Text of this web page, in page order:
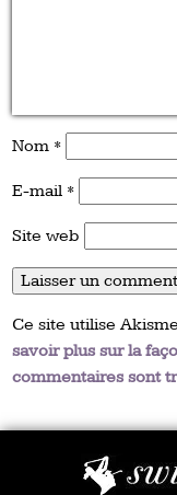
Nom *
E-mail *
Site web
Ce site utilise
savoir plus sur la
commentaires sont